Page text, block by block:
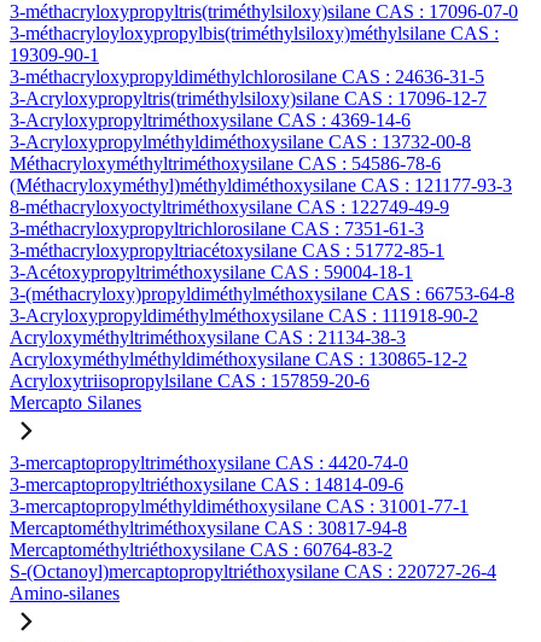
3-méthacryloxypropyltris(triméthylsiloxy)silane CAS : 17096-07-0
3-méthacryloyloxypropylbis(triméthylsiloxy)méthylsilane CAS :
19309-90-1
3-méthacryloxypropyldiméthylchlorosilane CAS : 24636-31-5
3-Acryloxypropyltris(triméthylsiloxy)silane CAS : 17096-12-7
3-Acryloxypropyltriméthoxysilane CAS : 4369-14-6
3-Acryloxypropylméthyldiméthoxysilane CAS : 13732-00-8
Méthacryloxyméthyltriméthoxysilane CAS : 54586-78-6
(Méthacryloxyméthyl)méthyldiméthoxysilane CAS : 121177-93-3
8-méthacryloxyoctyltriméthoxysilane CAS : 122749-49-9
3-méthacryloxypropyltrichlorosilane CAS : 7351-61-3
3-méthacryloxypropyltriacétoxysilane CAS : 51772-85-1
3-Acétoxypropyltriméthoxysilane CAS : 59004-18-1
3-(méthacryloxy)propyldiméthylméthoxysilane CAS : 66753-64-8
3-Acryloxypropyldiméthylméthoxysilane CAS : 111918-90-2
Acryloxyméthyltriméthoxysilane CAS : 21134-38-3
Acryloxyméthylméthyldiméthoxysilane CAS : 130865-12-2
Acryloxytriisopropylsilane CAS : 157859-20-6
Mercapto Silanes
3-mercaptopropyltriméthoxysilane CAS : 4420-74-0
3-mercaptopropyltriéthoxysilane CAS : 14814-09-6
3-mercaptopropylméthyldiméthoxysilane CAS : 31001-77-1
Mercaptométhyltriméthoxysilane CAS : 30817-94-8
Mercaptométhyltriéthoxysilane CAS : 60764-83-2
S-(Octanoyl)mercaptopropyltriéthoxysilane CAS : 220727-26-4
Amino-silanes